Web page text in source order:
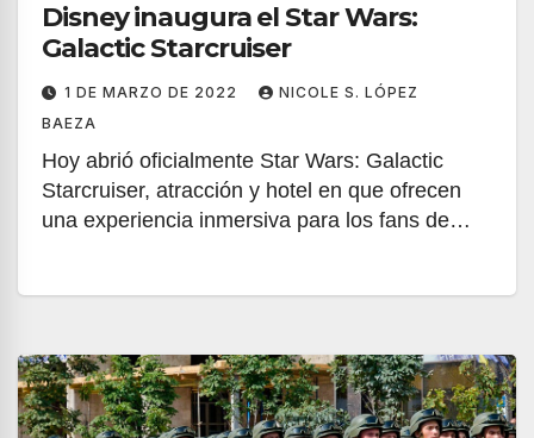
Disney inaugura el Star Wars:
Galactic Starcruiser
1 DE MARZO DE 2022
NICOLE S. LÓPEZ
BAEZA
Hoy abrió oficialmente Star Wars: Galactic
Starcruiser, atracción y hotel en que ofrecen
una experiencia inmersiva para los fans de…